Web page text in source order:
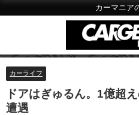
カーマニア
カーライフ
ドアはぎゅるん。1億超
遭遇